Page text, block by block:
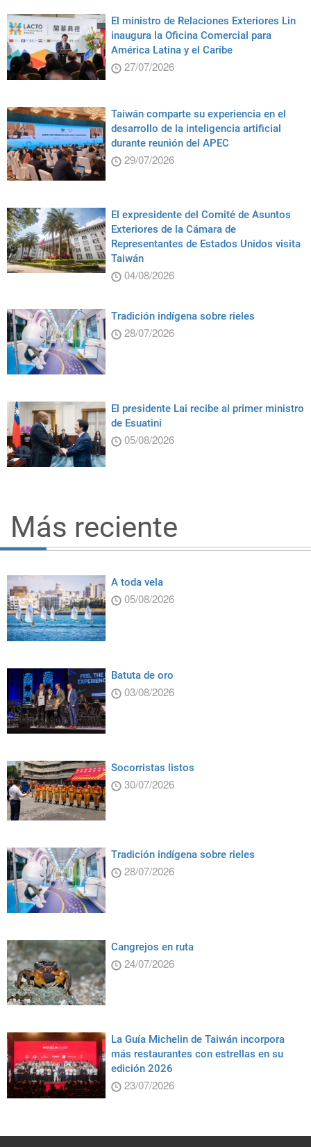
El ministro de Relaciones Exteriores Lin
inaugura la Oficina Comercial para
América Latina y el Caribe
27/07/2026
Taiwán comparte su experiencia en el
desarrollo de la inteligencia artificial
durante reunión del APEC
29/07/2026
El expresidente del Comité de Asuntos
Exteriores de la Cámara de
Representantes de Estados Unidos visita
Taiwán
04/08/2026
Tradición indígena sobre rieles
28/07/2026
El presidente Lai recibe al primer ministro
de Esuatini
05/08/2026
Más reciente
A toda vela
05/08/2026
Batuta de oro
03/08/2026
Socorristas listos
30/07/2026
Tradición indígena sobre rieles
28/07/2026
Cangrejos en ruta
24/07/2026
La Guía Michelin de Taiwán incorpora
más restaurantes con estrellas en su
edición 2026
23/07/2026